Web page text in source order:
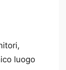
luogo